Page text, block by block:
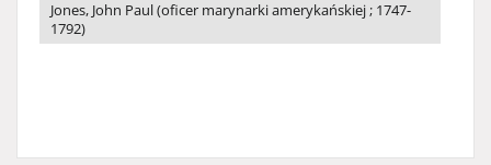
Jones, John Paul (oficer marynarki amerykańskiej ; 1747-
1792)